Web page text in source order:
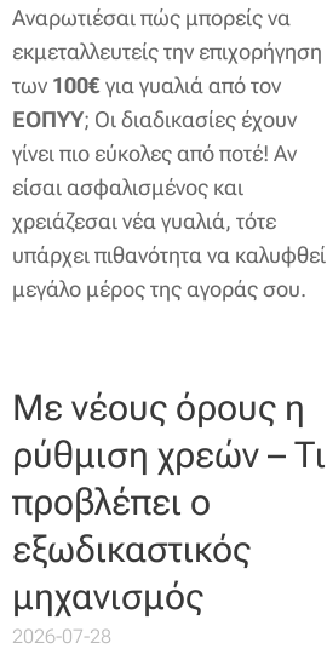
Αναρωτιέσαι πώς μπορείς να
εκμεταλλευτείς την επιχορήγηση
των 100€για γυαλιά από τον
ΕΟΠΥΥ; Οι διαδικασίες έχουν
γίνει πιο εύκολες από ποτέ! Αν
είσαι ασφαλισμένος και
χρειάζεσαι νέα γυαλιά, τότε
υπάρχει πιθανότητα να καλυφθεί
μεγάλο μέρος της αγοράς σου.
Με νέους όρους η
ρύθμιση χρεών – Τι
προβλέπει ο
εξωδικαστικός
μηχανισμός
2026-07-28